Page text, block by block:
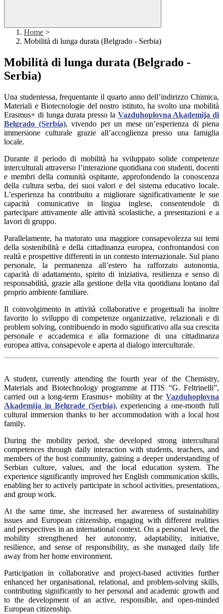
Home >
Mobilità di lunga durata (Belgrado - Serbia)
Mobilità di lunga durata (Belgrado -
Serbia)
Una studentessa, frequentante il quarto anno dell’indirizzo Chimica,
Materiali e Biotecnologie del nostro istituto, ha svolto una mobilità
Erasmus+ di lunga durata presso la Vazduhoplovna Akademija di
Belgrado (Serbia), vivendo per un mese un’esperienza di piena
immersione culturale grazie all’accoglienza presso una famiglia
locale.
Durante il periodo di mobilità ha sviluppato solide competenze
interculturali attraverso l’interazione quotidiana con studenti, docenti
e membri della comunità ospitante, approfondendo la conoscenza
della cultura serba, dei suoi valori e del sistema educativo locale.
L’esperienza ha contribuito a migliorare significativamente le sue
capacità comunicative in lingua inglese, consentendole di
partecipare attivamente alle attività scolastiche, a presentazioni e a
lavori di gruppo.
Parallelamente, ha maturato una maggiore consapevolezza sui temi
della sostenibilità e della cittadinanza europea, confrontandosi con
realtà e prospettive differenti in un contesto internazionale. Sul piano
personale, la permanenza all’estero ha rafforzato autonomia,
capacità di adattamento, spirito di iniziativa, resilienza e senso di
responsabilità, grazie alla gestione della vita quotidiana lontano dal
proprio ambiente familiare.
Il coinvolgimento in attività collaborative e progettuali ha inoltre
favorito lo sviluppo di competenze organizzative, relazionali e di
problem solving, contribuendo in modo significativo alla sua crescita
personale e accademica e alla formazione di una cittadinanza
europea attiva, consapevole e aperta al dialogo interculturale.
A student, currently attending the fourth year of the Chemistry,
Materials and Biotechnology programme at ITIS “G. Feltrinelli”,
carried out a long-term Erasmus+ mobility at the Vazduhoplovna
Akademija in Belgrade (Serbia), experiencing a one-month full
cultural immersion thanks to her accommodation with a local host
family.
During the mobility period, she developed strong intercultural
competences through daily interaction with students, teachers, and
members of the host community, gaining a deeper understanding of
Serbian culture, values, and the local education system. The
experience significantly improved her English communication skills,
enabling her to actively participate in school activities, presentations,
and group work.
At the same time, she increased her awareness of sustainability
issues and European citizenship, engaging with different realities
and perspectives in an international context. On a personal level, the
mobility strengthened her autonomy, adaptability, initiative,
resilience, and sense of responsibility, as she managed daily life
away from her home environment.
Participation in collaborative and project-based activities further
enhanced her organisational, relational, and problem-solving skills,
contributing significantly to her personal and academic growth and
to the development of an active, responsible, and open-minded
European citizenship.